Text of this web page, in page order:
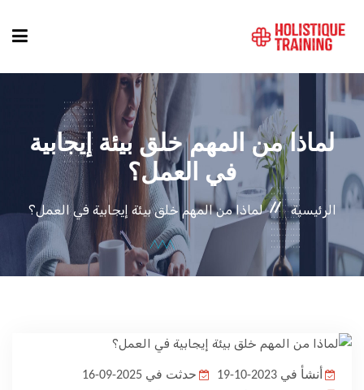
دليل الدورات
التصنيفات
لماذا من المهم خلق بيئة إيجابية
في العمل؟
الرئيسية لماذا من المهم خلق بيئة إيجابية في العمل؟
أنشأ في 2023-10-19 حدثت في 2025-09-16